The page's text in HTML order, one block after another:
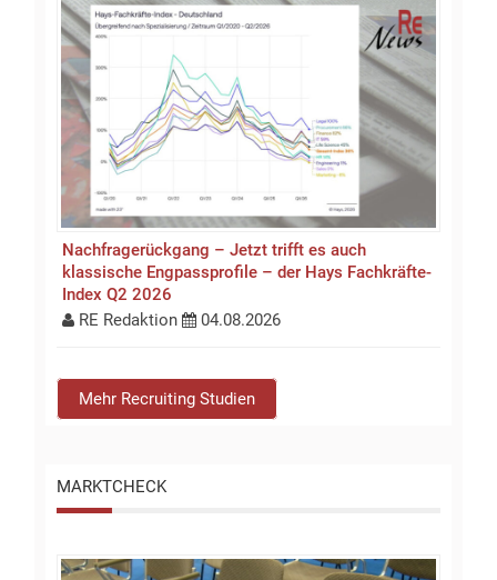
Nachfragerückgang – Jetzt trifft es auch
klassische Engpassprofile – der Hays Fachkräfte-
Index Q2 2026
RE Redaktion
04.08.2026
Mehr Recruiting Studien
MARKTCHECK